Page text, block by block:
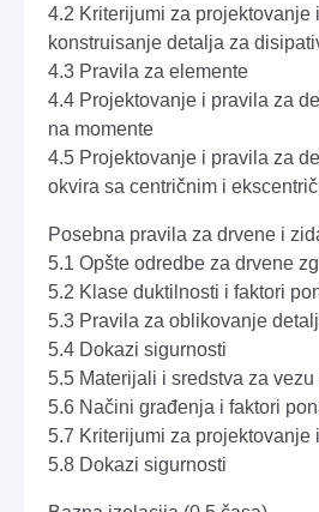
4.2 Kriterijumi za projektovanje
konstruisanje detalja za
4.3 Pravila za elemente
4.4 Projektovanje i pravila za
na momente
4.5 Projektovanje i pravila za
okvira sa centričnim i
Posebna pravila za drvene i
5.1 Opšte odredbe za drvene
5.2 Klase duktilnosti i faktori
5.3 Pravila za oblikovanje
5.4 Dokazi sigurnosti
5.5 Materijali i sredstva za
5.6 Načini građenja i faktori
5.7 Kriterijumi za projektovanje
5.8 Dokazi sigurnosti